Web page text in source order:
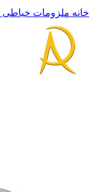
خانه ملزومات خیاطی